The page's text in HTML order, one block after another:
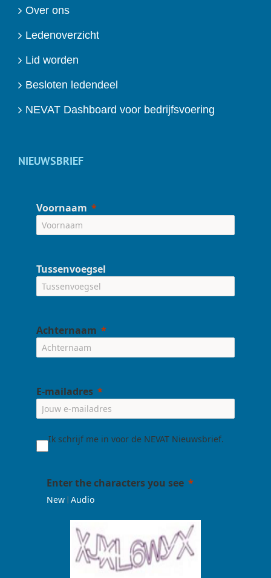
Over ons
Ledenoverzicht
Lid worden
Besloten ledendeel
NEVAT Dashboard voor bedrijfsvoering
NIEUWSBRIEF
Voornaam
Tussenvoegsel
Achternaam
E-mailadres
Ik schrijf me in voor de NEVAT Nieuwsbrief.
Enter the characters you see
New | Audio